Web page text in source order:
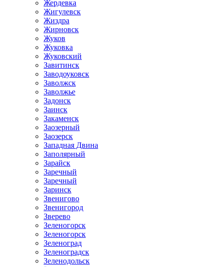
Жердевка
Жигулевск
Жиздра
Жирновск
Жуков
Жуковка
Жуковский
Завитинск
Заводоуковск
Заволжск
Заволжье
Задонск
Заинск
Закаменск
Заозерный
Заозерск
Западная Двина
Заполярный
Зарайск
Заречный
Заречный
Заринск
Звенигово
Звенигород
Зверево
Зеленогорск
Зеленогорск
Зеленоград
Зеленоградск
Зеленодольск